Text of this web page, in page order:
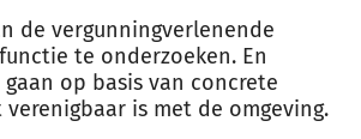
de vergunningverlenende
te onderzoeken. En
op basis van concrete
is met de omgeving.